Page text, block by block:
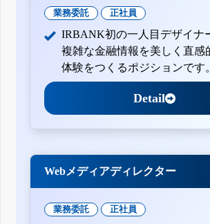
業務委託 正社員
IRBANK初の一人目デザイナ
複雑な金融情報を美しく直感
体験をつくるポジションです。
Detail
Webメディアディレクター
業務委託 正社員